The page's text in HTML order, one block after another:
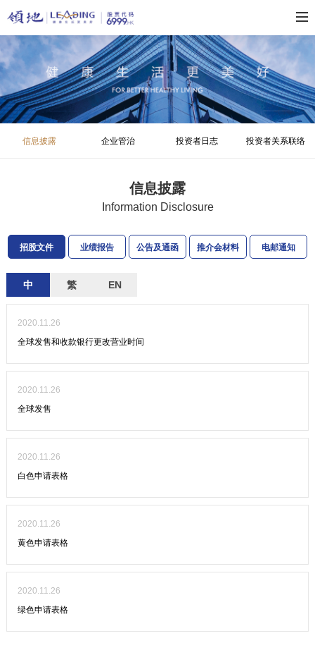
信息披露 企业管治 投资者日志 投资者关系联络
信息披露
Information Disclosure
招股文件 业绩报告 公告及通函 推介会材料 电邮通知
中 繁 EN
2020.11.26
全球发售和收款银行更改营业时间
2020.11.26
全球发售
2020.11.26
白色申请表格
2020.11.26
黄色申请表格
2020.11.26
绿色申请表格